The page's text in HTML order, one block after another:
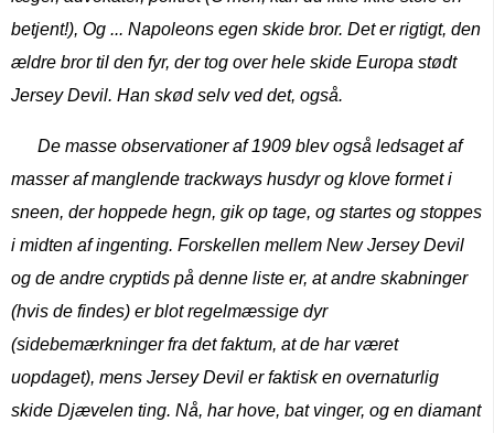
betjent!), Og ... Napoleons egen skide bror. Det er rigtigt, den
ældre bror til den fyr, der tog over hele skide Europa stødt
Jersey Devil. Han skød selv ved det, også.
De masse observationer af 1909 blev også ledsaget af
masser af manglende trackways husdyr og klove formet i
sneen, der hoppede hegn, gik op tage, og startes og stoppes
i midten af ​​ingenting. Forskellen mellem New Jersey Devil
og de andre cryptids på denne liste er, at andre skabninger
(hvis de findes) er blot regelmæssige dyr
(sidebemærkninger fra det faktum, at de har været
uopdaget), mens Jersey Devil er faktisk en overnaturlig
skide Djævelen ting. Nå, har hove, bat vinger, og en diamant